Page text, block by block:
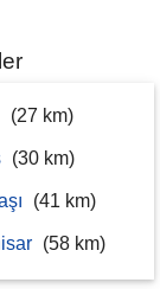
(27 km)
(30 km)
(41 km)
(58 km)